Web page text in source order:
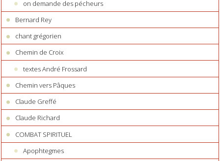
on demande des pécheurs
Bernard Rey
chant grégorien
Chemin de Croix
textes André Frossard
Chemin vers Pâques
Claude Greffé
Claude Richard
COMBAT SPIRITUEL
Apophtegmes